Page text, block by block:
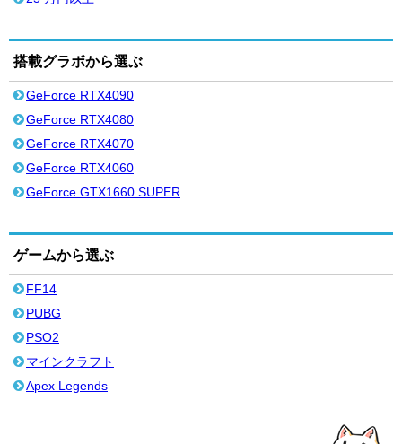
搭載グラボから選ぶ
GeForce RTX4090
GeForce RTX4080
GeForce RTX4070
GeForce RTX4060
GeForce GTX1660 SUPER
ゲームから選ぶ
FF14
PUBG
PSO2
マインクラフト
Apex Legends